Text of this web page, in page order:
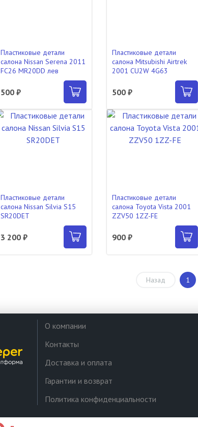
Пластиковые детали
салона Nissan Serena 2011
FC26 MR20DD лев
500 ₽
Пластиковые детали
салона Mitsubishi Airtrek
2001 CU2W 4G63
500 ₽
Пластиковые детали
салона Nissan Silvia S15
SR20DET
3 200 ₽
Пластиковые детали
салона Toyota Vista 2001
ZZV50 1ZZ-FE
900 ₽
Назад 1
О компании
Контакты
Доставка и оплата
Гарантии и возврат
Политика конфиденциальности